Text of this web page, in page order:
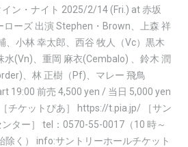
ン・ナイト 2025/2/14 (Fri.) at 赤坂
ローズ 出演 Stephen・Brown、上森 祥
、小林 幸太郎、西谷 牧人（Vc）黒木
水(Vn)、重岡 麻衣(Cembalo) 、鈴木 潤
、林 正樹（Pf)、マレー 飛鳥
19:00 前売 4,500 yen / 当日 5,000 yen
チケットぴあ］ https://t.pia.jp/ ［サン
ター］ tel：0570-55-0017（10 時～
く） info:サントリーホールチケット